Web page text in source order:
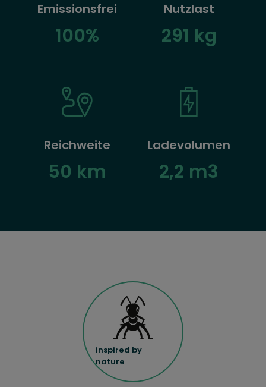
Emissionsfrei
100%
Nutzlast
291 kg
Reichweite
50 km
Ladevolumen
2,2 m3
inspired by
nature